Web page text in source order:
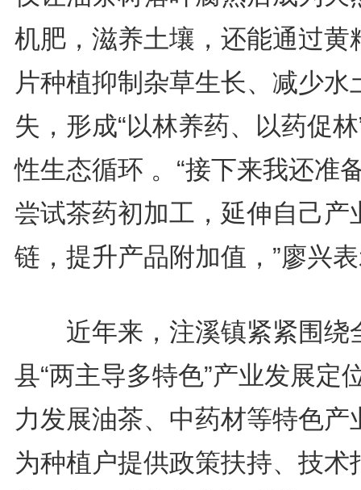
机肥，滋养土壤，还能通过黄
片种植抑制杂草生长、减少水
失，形成“以林养药、以药促
性生态循环 。“接下来我还准
尝试茶药初加工，延伸自己产
链，提升产品附加值，”廖兴
近年来，注溪镇紧紧围绕
县“两主导多特色”产业发展定
力发展油茶、中药材等特色产
为种植户提供政策扶持、技术